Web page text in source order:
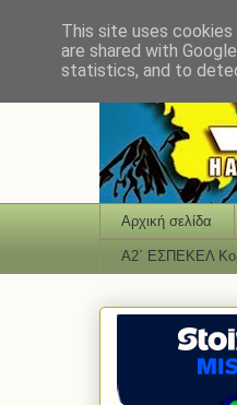
Αρχική σελίδα
Α2΄ ΕΣΠΕΚΕΛ
This site uses
are shared with
statistics, and to